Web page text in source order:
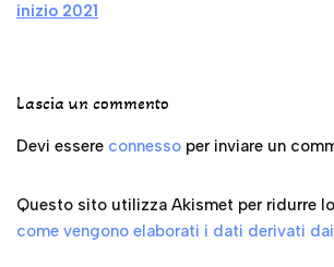
inizio 2021
Lascia un commento
Devi essere connesso per inviare un
Questo sito utilizza Akismet per ridurre
come vengono elaborati i dati derivati